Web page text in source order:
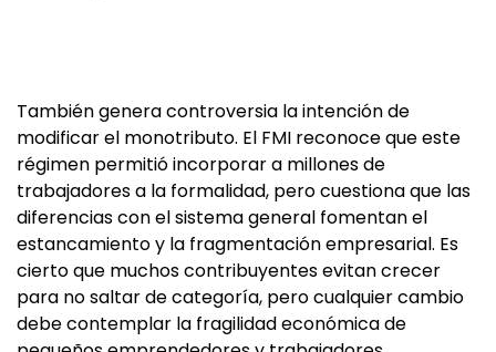
También genera controversia la intención de
modificar el monotributo. El FMI reconoce que este
régimen permitió incorporar a millones de
trabajadores a la formalidad, pero cuestiona que las
diferencias con el sistema general fomentan el
estancamiento y la fragmentación empresarial. Es
cierto que muchos contribuyentes evitan crecer
para no saltar de categoría, pero cualquier cambio
debe contemplar la fragilidad económica de